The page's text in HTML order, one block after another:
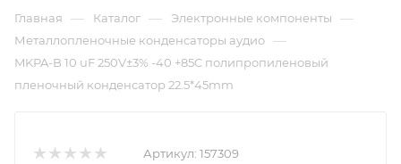
Главная — Каталог — Электронные компоненты —
Металлопленочные конденсаторы аудио —
MKPA-B 10 uF 250V±3% -40 +85C полипропиленовый
пленочный конденсатор 22.5*45mm
Артикул: 157309